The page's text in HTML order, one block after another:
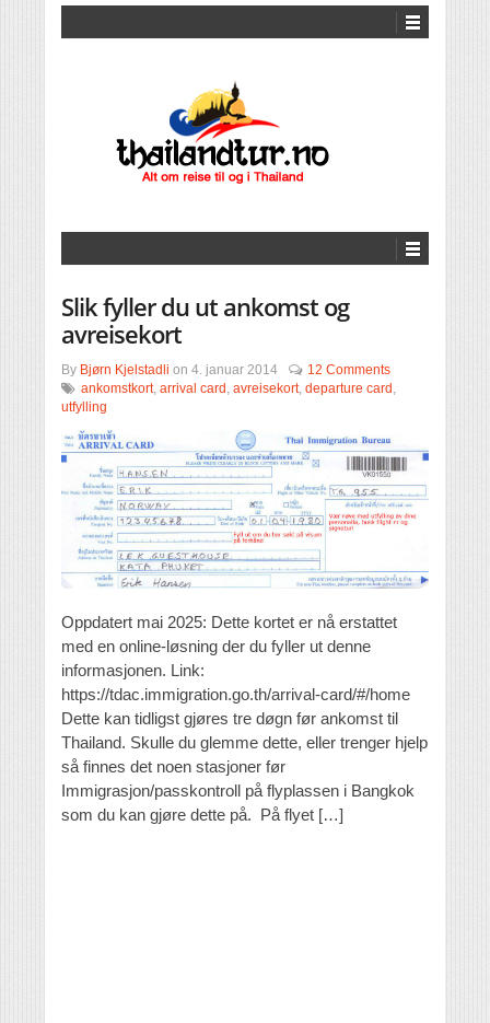
Slik fyller du ut ankomst og
avreisekort
By Bjørn Kjelstadli on 4. januar 2014
12 Comments
ankomstkort, arrival card , avreisekort, departure card ,
utfylling
Oppdatert mai 2025: Dette kortet er nå erstattet
med en online-løsning der du fyller ut denne
informasjonen. Link:
https://tdac.immigration.go.th/arrival-card/#/home
Dette kan tidligst gjøres tre døgn før ankomst til
Thailand. Skulle du glemme dette, eller trenger hjelp
så finnes det noen stasjoner før
Immigrasjon/passkontroll på flyplassen i Bangkok
som du kan gjøre dette på. På flyet […]